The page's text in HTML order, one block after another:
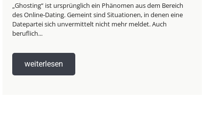
„Ghosting“ ist ursprünglich ein Phänomen aus dem Bereich
des Online-Dating. Gemeint sind Situationen, in denen eine
Datepartei sich unvermittelt nicht mehr meldet. Auch
beruflich...
weiterlesen